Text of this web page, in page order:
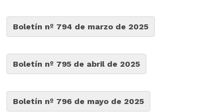
Boletín nº 794 de marzo de 2025
Boletín nº 795 de abril de 2025
Boletín nº 796 de mayo de 2025